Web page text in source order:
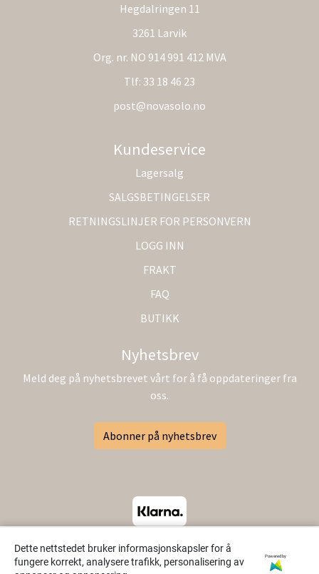
Dette nettstedet bruker informasjonskapsler for å
fungere korrekt, analysere trafikk, personalisering av
Powered by
Hegdalringen 11
3261 Larvik
Org. nr. NO 914 991 412 MVA
Tlf: 33 18 46 23
post@novasolo.no
Kundeservice
Lagersalg
SALGSBETINGELSER
RETNINGSLINJER FOR PERSONVERN
LOGG INN
FRAKT
FAQ
BUTIKK
Nyhetsbrev
Meld deg på nyhetsbrevet vårt for å få oppdateringer fra
oss.
Abonner på nyhetsbrev